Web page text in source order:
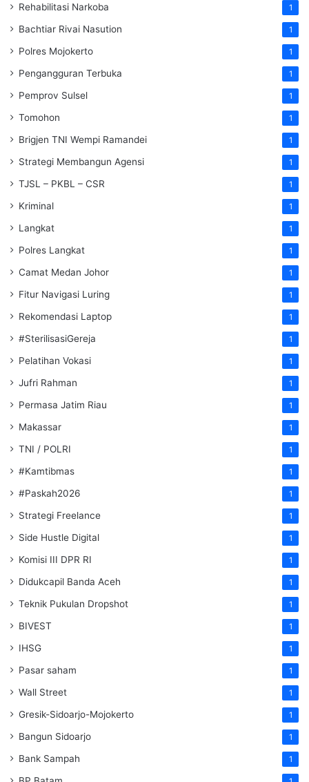
Rehabilitasi Narkoba 1
Bachtiar Rivai Nasution 1
Polres Mojokerto 1
Pengangguran Terbuka 1
Pemprov Sulsel 1
Tomohon 1
Brigjen TNI Wempi Ramandei 1
Strategi Membangun Agensi 1
TJSL – PKBL – CSR 1
Kriminal 1
Langkat 1
Polres Langkat 1
Camat Medan Johor 1
Fitur Navigasi Luring 1
Rekomendasi Laptop 1
#SterilisasiGereja 1
Pelatihan Vokasi 1
Jufri Rahman 1
Permasa Jatim Riau 1
Makassar 1
TNI / POLRI 1
#Kamtibmas 1
#Paskah2026 1
Strategi Freelance 1
Side Hustle Digital 1
Komisi III DPR RI 1
Didukcapil Banda Aceh 1
Teknik Pukulan Dropshot 1
BIVEST 1
IHSG 1
Pasar saham 1
Wall Street 1
Gresik-Sidoarjo-Mojokerto 1
Bangun Sidoarjo 1
Bank Sampah 1